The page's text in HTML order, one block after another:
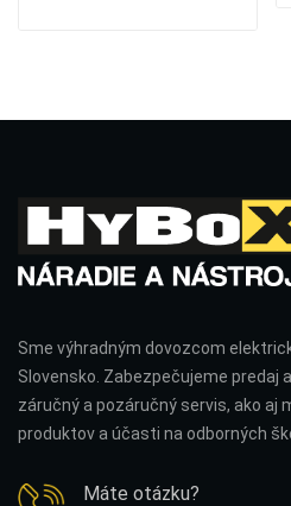
Sme výhradným dovozcom
Slovensko. Zabezpečujeme predaj
záručný a pozáručný servis, ako aj
produktov a účasti na odborných
Máte otázku?